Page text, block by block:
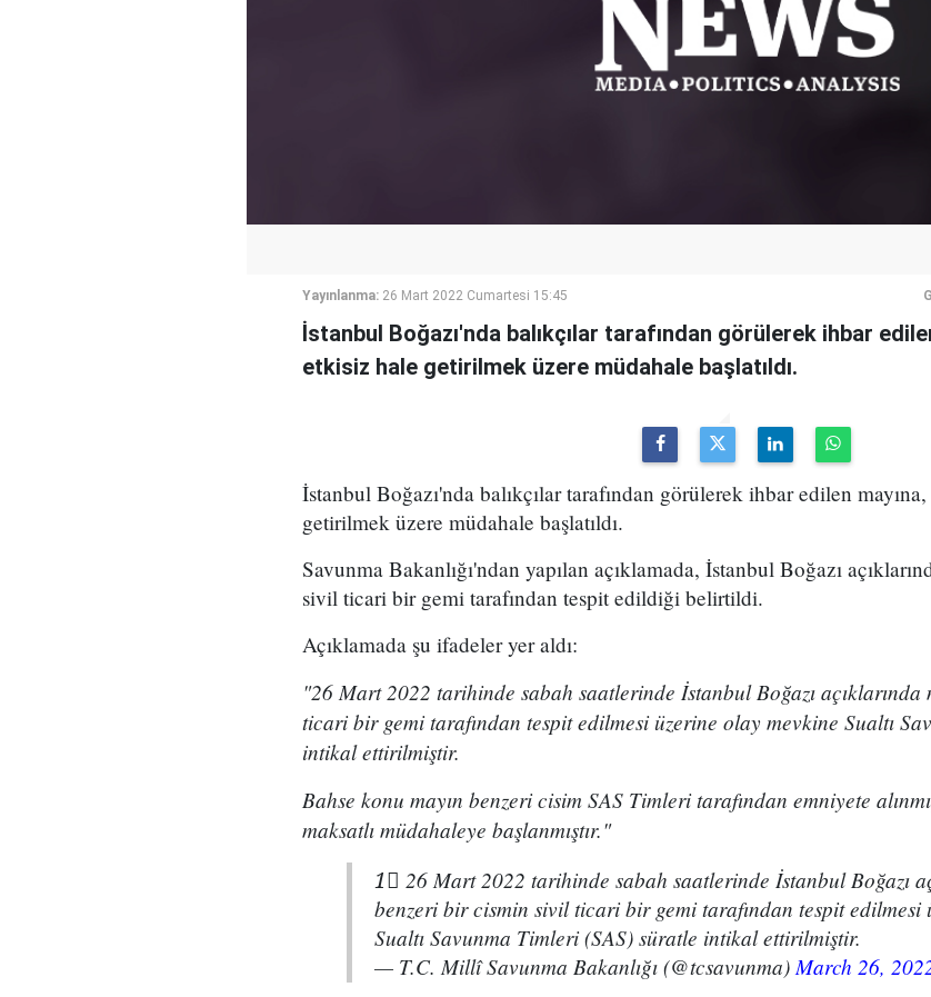
Yayınlanma: 26 Mart 2022 Cumartesi 15:45
İstanbul Boğazı'nda balıkçılar tarafından görülerek ihbar
etkisiz hale getirilmek üzere müdahale başlatıldı.
İstanbul Boğazı'nda balıkçılar tarafından görülerek ihbar edilen
getirilmek üzere müdahale başlatıldı.
Savunma Bakanlığı'ndan yapılan açıklamada, İstanbul Boğazı
sivil ticari bir gemi tarafından tespit edildiği belirtildi.
Açıklamada şu ifadeler yer aldı:
"26 Mart 2022 tarihinde sabah saatlerinde İstanbul Boğazı
ticari bir gemi tarafından tespit edilmesi üzerine olay mevkine Sualtı
intikal ettirilmiştir.
Bahse konu mayın benzeri cisim SAS Timleri tarafından emniyete
maksatlı müdahaleye başlanmıştır."
1⃣ 26 Mart 2022 tarihinde sabah saatlerinde İstanbul Boğazı
benzeri bir cismin sivil ticari bir gemi tarafından tespit edilmesi
Sualtı Savunma Timleri (SAS) süratle intikal ettirilmiştir.
— T.C. Millî Savunma Bakanlığı (@tcsavunma)March 26,